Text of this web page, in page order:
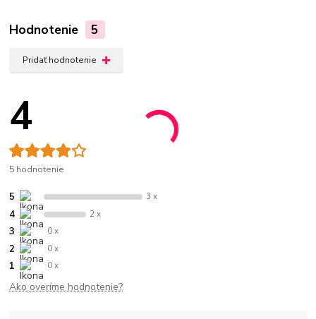
Hodnotenie 5
Pridať hodnotenie
4
5 hodnotenie
5 3 x
4 2 x
3 0 x
2 0 x
1 0 x
Ako overíme hodnotenie?